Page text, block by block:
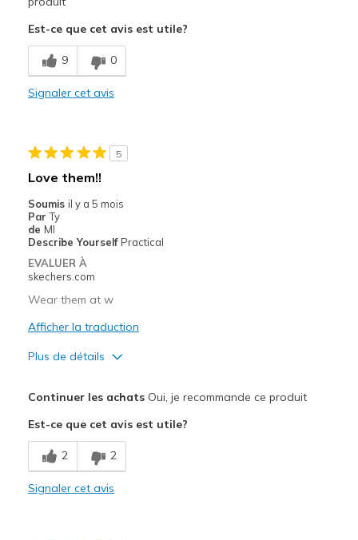
Breathe Well
Stylish
Le contre
Width
Sizing
Est-ce que cet avis est utile?
9 0
Signaler cet avis
5
Love them!!
Soumis il y a 5 mois
Par Ty
de MI
Describe Yourself Practical
EVALUER À
skechers.com
Wear them at w
Afficher la traduction
Plus de détails
Breathe Well
Comfortable
Continuer les achatsOui, je recommande ce produit
Est-ce que cet avis est utile?
2 2
Signaler cet avis